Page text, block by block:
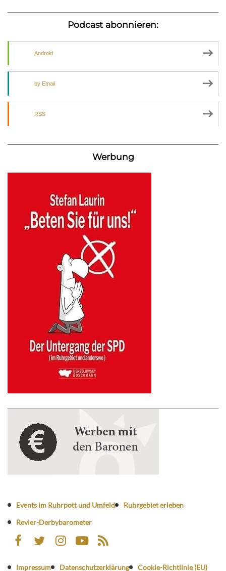
Podcast abonnieren:
Android
by Email
RSS
Werbung
Events im Ruhrpott und Umfeld
Ruhrgebiet erleben
Revier-Derbybarometer
Impressum Datenschutzerklärung Cookie-Richtlinie (EU)